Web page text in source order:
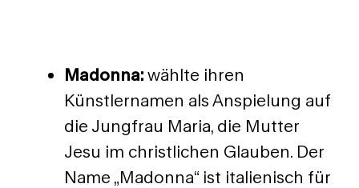
Madonna: wählte ihren
Künstlernamen als Anspielung auf
die Jungfrau Maria, die Mutter
Jesu im christlichen Glauben. Der
Name „Madonna“ ist italienisch für